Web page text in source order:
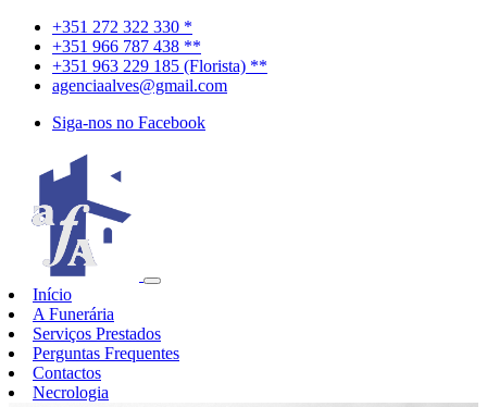
+351 272 322 330 *
+351 966 787 438 **
+351 963 229 185 (Florista) **
agenciaalves@gmail.com
Siga-nos no Facebook
Início
A Funerária
Serviços Prestados
Perguntas Frequentes
Contactos
Necrologia